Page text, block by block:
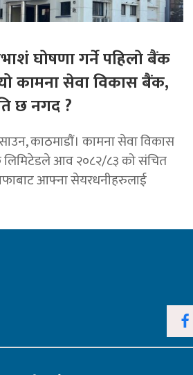
घोषणा गर्ने पहिलो बैंक
कामना सेवा विकास बैंक,
छ नगद ?
काठमाडाैं। कामना सेवा विकास
आव २०८२/८३ को संचित
आफ्ना सेयरधनीहरुलाई